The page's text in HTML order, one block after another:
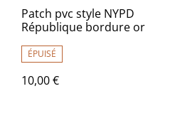
Patch pvc style NYPD
République bordure or
ÉPUISÉ
10,00 €